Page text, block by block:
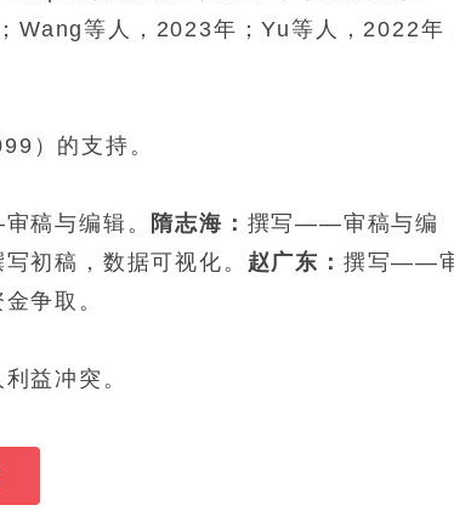
等人，2023年；Yu等人，2022年
）的支持。
稿与编辑。 隋志海： 撰写——审稿与编
初稿，数据可视化。 赵广东： 撰写——
争取。
益冲突。